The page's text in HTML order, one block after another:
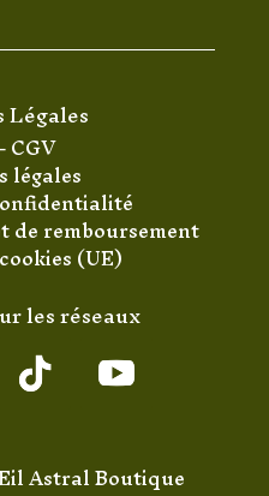
CGV
légales
remboursement
(UE)
les réseaux
Astral Boutique